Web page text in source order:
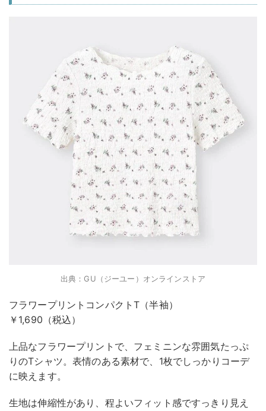
出典：GU（ジーユー）オンラインストア
フラワープリントコンパクトT（半袖）
￥1,690（税込）
上品なフラワープリントで、フェミニンな雰囲気たっぷ
りのTシャツ。表情のある素材で、1枚でしっかりコーデ
に映えます。
生地は伸縮性があり、程よいフィット感ですっきり見え